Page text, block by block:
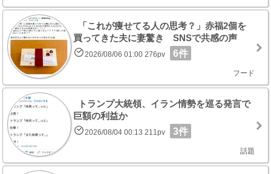
「これが痩せてる人の思考？」赤福2個を
買ってきた夫に妻驚き SNSで共感の声
2026/08/06 01:00 276pv 6件
フード
トランプ大統領、イラン情勢を巡る発言で
巨額の利益か
2026/08/04 00:13 211pv 3件
話題